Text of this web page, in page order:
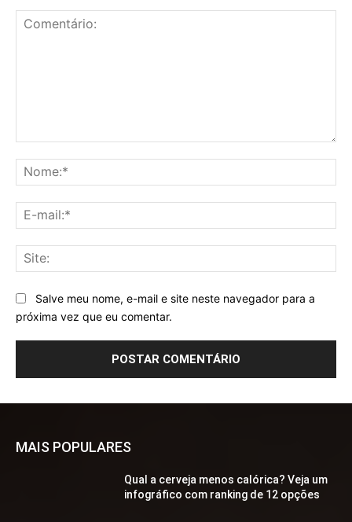
Salve meu nome, e-mail e site neste navegador para a
próxima vez que eu comentar.
MAIS POPULARES
Qual a cerveja menos calórica? Veja um
infográfico com ranking de 12 opções